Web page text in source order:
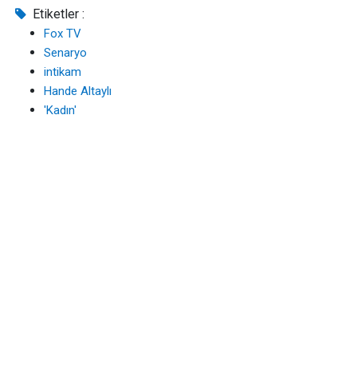
Etiketler :
Fox TV
Senaryo
intikam
Hande Altaylı
'Kadın'